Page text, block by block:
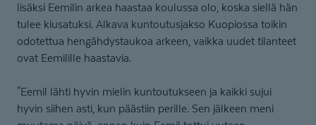
lisäksi Eemilin arkea haastaa koulussa olo, koska siellä hän
tulee kiusatuksi. Alkava kuntoutusjakso Kuopiossa toikin
odotettua hengähdystaukoa arkeen, vaikka uudet tilanteet
ovat Eemilille haastavia.
"Eemil lähti hyvin mielin kuntoutukseen ja kaikki sujui
hyvin siihen asti, kun päästiin perille. Sen jälkeen meni